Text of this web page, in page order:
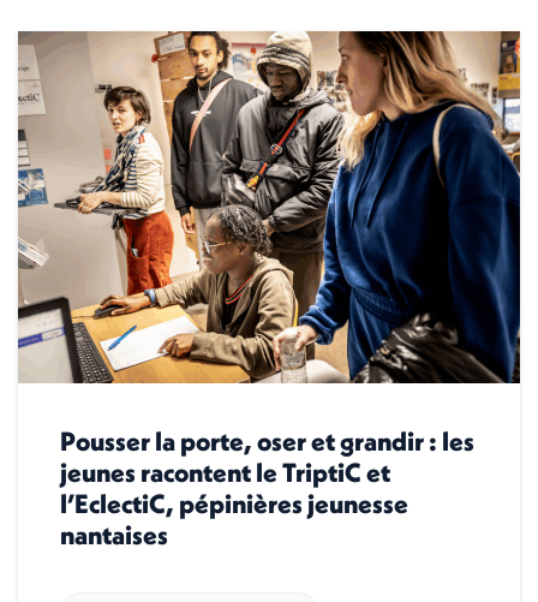
Pousser la porte, oser et grandir : les
jeunes racontent le TriptiC et
l’EclectiC, pépinières jeunesse
nantaises